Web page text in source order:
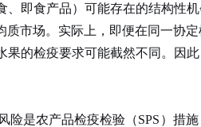
即食产品）可能存在的结构性机
场。实际上，即便在同一协
的检疫要求可能截然不同。因
是农产品检疫检验（SPS）措